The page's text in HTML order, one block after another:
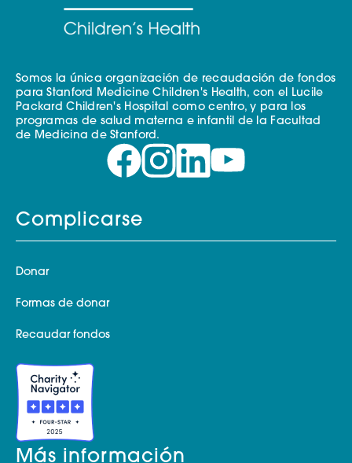
Somos la única organización de recaudación de fondos
para Stanford Medicine Children's Health, con el Lucile
Packard Children's Hospital como centro, y para los
programas de salud materna e infantil de la Facultad
de Medicina de Stanford.
Complicarse
Donar
Formas de donar
Recaudar fondos
Más información